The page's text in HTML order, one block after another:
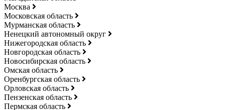
Москва
Московская область
Мурманская область
Ненецкий автономный округ
Нижегородская область
Новгородская область
Новосибирская область
Омская область
Оренбургская область
Орловская область
Пензенская область
Пермская область